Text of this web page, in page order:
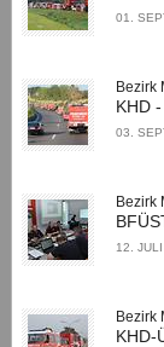
01.
Bezirk
KHD
03.
Bezirk
12. JULI
Bezirk
KHD-